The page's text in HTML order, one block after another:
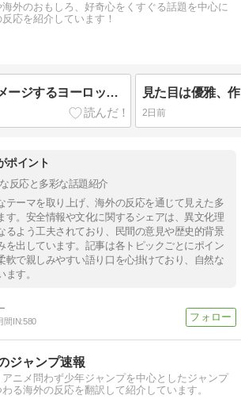
海外のおもしろ、好奇心をくすぐる話題を中心に
応を紹介しています！
海外「日本人がイメージするヨーロッパ各国のステレオタイプがこちら」（海外の反応）
2日前
ポイント
反応と多彩な話題紹介
テーマを取り上げ、海外の反応を通じて見えた多
す。安全情報や文化に関するシェアは、異文化理
るよう工夫されており、民間の意見や歴史的背景
を出しています。記事は各トピックごとにポイン
軟で親しみやすい語り口を心掛けており、自然な
す。
間IN:580
ジャンプ速報
ニメ問わず少年ジャンプを中心としたジャンプ
る海外の反応を翻訳して紹介しています。